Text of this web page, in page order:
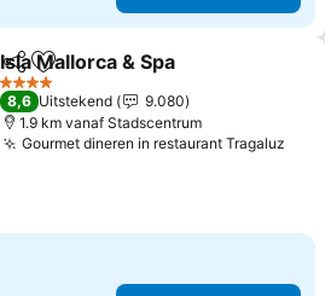
DelenToevoegen aan favorieten
Isla Mallorca & Spa
4 Sterren
8,6 Uitstekend
9.080
1.9 km vanaf Stadscentrum
Gourmet dineren in restaurant Tragaluz